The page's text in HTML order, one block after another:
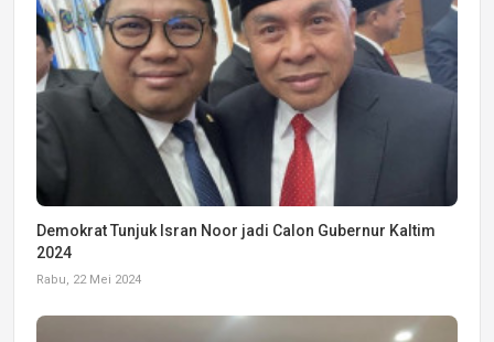
Demokrat Tunjuk Isran Noor jadi Calon Gubernur Kaltim
2024
Rabu, 22 Mei 2024